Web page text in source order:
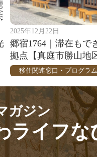
2025年12月22日
郷宿1764｜滞在もで
拠点【真庭市勝山地
移住関連窓口・プログラ
ガジン
ライフな